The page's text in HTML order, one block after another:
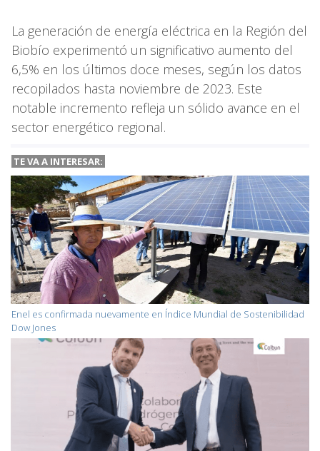
La generación de energía eléctrica en la Región del
Biobío experimentó un significativo aumento del
6,5% en los últimos doce meses, según los datos
recopilados hasta noviembre de 2023. Este
notable incremento refleja un sólido avance en el
sector energético regional.
TE VA A INTERESAR:
Enel es confirmada nuevamente en Índice Mundial de Sostenibilidad
Dow Jones